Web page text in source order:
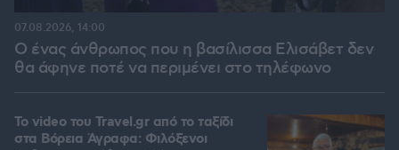
Ο ένας άνθρωπος που η βασίλισσα Ελισάβετ δεν
θα άφηνε ποτέ να περιμένει στο τηλέφωνο
07.08.2026, 14:00
To video του Travel.gr από το ταξίδι
στα Βόρεια Άγραφα: Φιλόξενοι